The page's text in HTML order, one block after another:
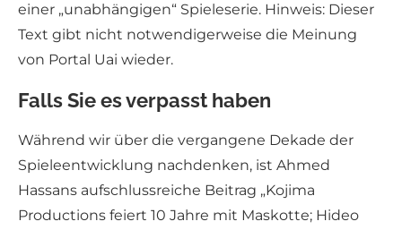
einer „unabhängigen“ Spieleserie. Hinweis: Dieser
Text gibt nicht notwendigerweise die Meinung
von Portal Uai wieder.
Falls Sie es verpasst haben
Während wir über die vergangene Dekade der
Spieleentwicklung nachdenken, ist Ahmed
Hassans aufschlussreiche Beitrag „Kojima
Productions feiert 10 Jahre mit Maskotte; Hideo